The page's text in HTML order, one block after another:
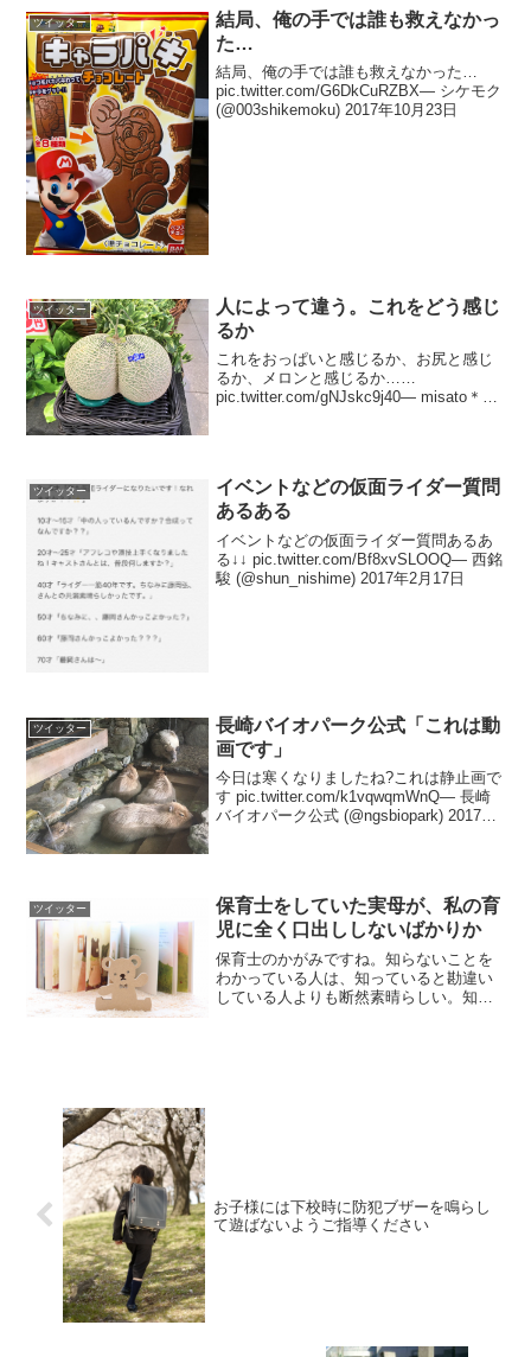
ツイッター
結局、俺の手では誰も救えなかっ
た…
結局、俺の手では誰も救えなかった…
pic.twitter.com/G6DkCuRZBX— シケモク
(@003shikemoku) 2017年10月23日
ツイッター
人によって違う。これをどう感じ
るか
これをおっぱいと感じるか、お尻と感じ
るか、メロンと感じるか……
pic.twitter.com/gNJskc9j40— misato＊次
ツイッター
イベントなどの仮面ライダー質問
あるある
イベントなどの仮面ライダー質問あるあ
る↓↓ pic.twitter.com/Bf8xvSLOOQ— 西銘
駿 (@shun_nishime) 2017年2月17日
ツイッター
長崎バイオパーク公式「これは動
画です」
今日は寒くなりましたね?これは静止画で
す pic.twitter.com/k1vqwqmWnQ— 長崎
バイオパーク公式 (@ngsbiopark) 2017年
ツイッター
保育士をしていた実母が、私の育
児に全く口出ししないばかりか
保育士のかがみですね。知らないことを
わかっている人は、知っていると勘違い
している人よりも断然素晴らしい。知ら
お子様には下校時に防犯ブザーを鳴らし
て遊ばないようご指導ください